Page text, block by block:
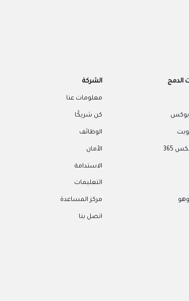
الدمج
بوكس
365
الشركة
معلومات عنا
كن شريكًا
الوظائف
الأمان
الاستدامة
التعليمات
مركز المساعدة
اتصل بنا